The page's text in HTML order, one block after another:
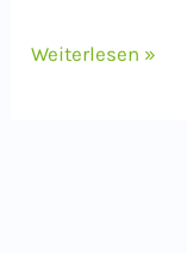
Buchtipp:
Weiterlesen »